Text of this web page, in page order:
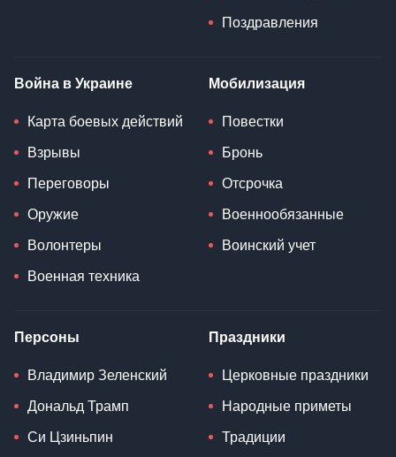
Поздравления
Война в Украине
Карта боевых действий
Взрывы
Переговоры
Оружие
Волонтеры
Военная техника
Мобилизация
Повестки
Бронь
Отсрочка
Военнообязанные
Воинский учет
Персоны
Владимир Зеленский
Дональд Трамп
Си Цзиньпин
Праздники
Церковные праздники
Народные приметы
Традиции